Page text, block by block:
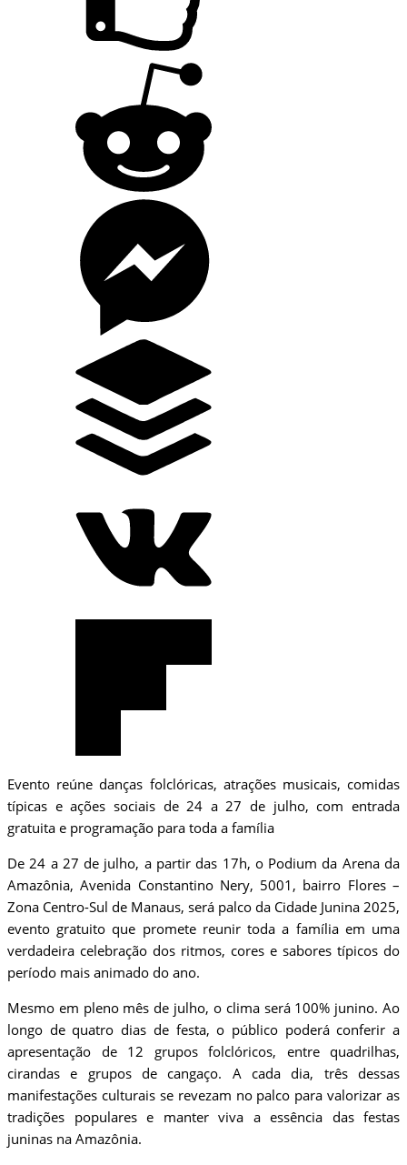
Evento reúne danças folclóricas, atrações musicais, comidas
típicas e ações sociais de 24 a 27 de julho, com entrada
gratuita e programação para toda a família
De 24 a 27 de julho, a partir das 17h, o Podium da Arena da
Amazônia, Avenida Constantino Nery, 5001, bairro Flores –
Zona Centro-Sul de Manaus, será palco da Cidade Junina 2025,
evento gratuito que promete reunir toda a família em uma
verdadeira celebração dos ritmos, cores e sabores típicos do
período mais animado do ano.
Mesmo em pleno mês de julho, o clima será 100% junino. Ao
longo de quatro dias de festa, o público poderá conferir a
apresentação de 12 grupos folclóricos, entre quadrilhas,
cirandas e grupos de cangaço. A cada dia, três dessas
manifestações culturais se revezam no palco para valorizar as
tradições populares e manter viva a essência das festas
juninas na Amazônia.